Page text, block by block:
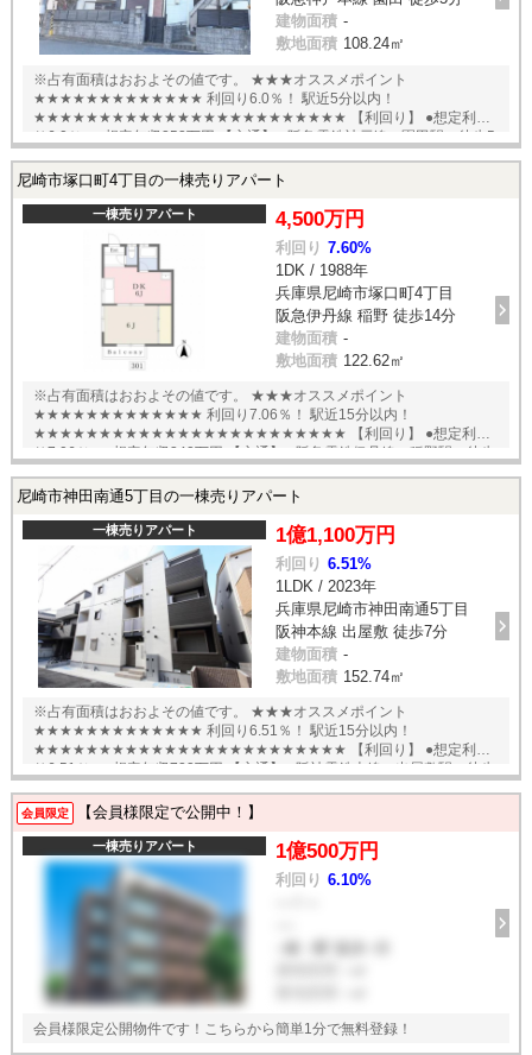
建物面積 -
敷地面積 108.24㎡
※占有面積はおおよその値です。 ★★★オススメポイント
★★★★★★★★★★★★★ 利回り6.0％！ 駅近5分以内！
★★★★★★★★★★★★★★★★★★★★★★★★ 【利回り】 ●想定利回
り6.0％ ●想定年収252万円 【交通】 ●阪急電鉄神戸線 園田駅 徒歩5
尼崎市塚口町4丁目の一棟売りアパート
一棟売りアパート 4,500万円
利回り 7.60%
1DK / 1988年
兵庫県尼崎市塚口町4丁目
阪急伊丹線 稲野 徒歩14分
建物面積 -
敷地面積 122.62㎡
※占有面積はおおよその値です。 ★★★オススメポイント
★★★★★★★★★★★★★ 利回り7.06％！ 駅近15分以内！
★★★★★★★★★★★★★★★★★★★★★★★★ 【利回り】 ●想定利回
り7.06％ ●想定年収342万円 【交通】 ●阪急電鉄伊丹線 稲野駅 徒歩
尼崎市神田南通5丁目の一棟売りアパート
一棟売りアパート 1億1,100万円
利回り 6.51%
1LDK / 2023年
兵庫県尼崎市神田南通5丁目
阪神本線 出屋敷 徒歩7分
建物面積 -
敷地面積 152.74㎡
※占有面積はおおよその値です。 ★★★オススメポイント
★★★★★★★★★★★★★ 利回り6.51％！ 駅近15分以内！
★★★★★★★★★★★★★★★★★★★★★★★★ 【利回り】 ●想定利回
り6.51％ ●想定年収723万円 【交通】 ●阪神電鉄本線 出屋敷駅 徒歩
会員限定 【会員様限定で公開中！】
一棟売りアパート 1億500万円
利回り 6.10%
会員様限定公開物件です！こちらから簡単1分で無料登録！